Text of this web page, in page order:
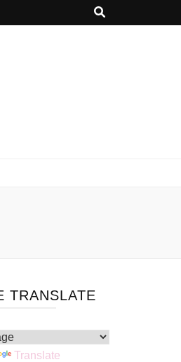
TRANSLATE
Translate